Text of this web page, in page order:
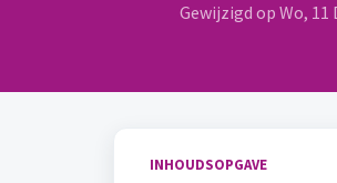
Gewijzigd op Wo, 11
INHOUDSOPGAVE